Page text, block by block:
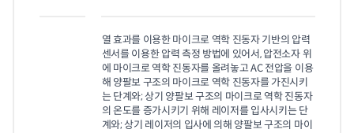
열 효과를 이용한 마이크로 역학 진동자 기반의 압력
센서를 이용한 압력 측정 방법에 있어서, 압전소자 위
에 마이크로 역학 진동자를 올려놓고 AC 전압을 이용
해 양팔보 구조의 마이크로 역학 진동자를 가진시키
는 단계와; 상기 양팔보 구조의 마이크로 역학 진동자
의 온도를 증가시키기 위해 레이저를 입사시키는 단
계와; 상기 레이저의 입사에 의해 양팔보 구조의 마이